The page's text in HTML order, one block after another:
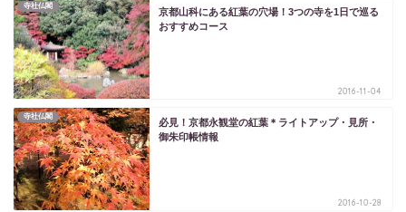
寺社仏閣
京都山科にある紅葉の穴場！3つの寺を1日で巡る
おすすめコース
2016-11-04
寺社仏閣
必見！京都永観堂の紅葉＊ライトアップ・見所・
御朱印帳情報
2016-10-28